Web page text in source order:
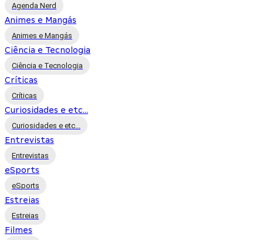
Agenda Nerd
Animes e Mangás
Animes e Mangás
Ciência e Tecnologia
Ciência e Tecnologia
Críticas
Críticas
Curiosidades e etc...
Curiosidades e etc...
Entrevistas
Entrevistas
eSports
eSports
Estreias
Estreias
Filmes